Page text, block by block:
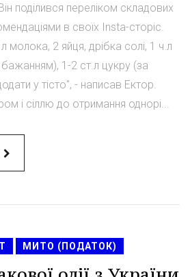
поділився переліком складових
в своїх Insta-сторіс.
молока, 2 яйця, дрібка солі, 1 ч.л
бажанням), 1-2 ст.л цукру (за
у тісто", - написав Ектор.
і сіллю до отримання однорі...
МИТО (ПОДАТОК)